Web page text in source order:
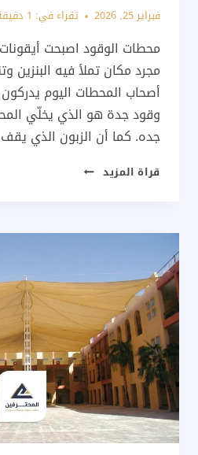
فبراير 25, 2026 تقراء في:
محطات الوقود اصبحت
مجرد مكان تملأ فيه البنزين
أصحاب المحطات اليوم
وقود جدة هو الذي يخلّي
جده. كما أن الزبون الذي
قراة المزيد كلادينج
،
كلادينج
مقاوم
للحريق
للمحطات